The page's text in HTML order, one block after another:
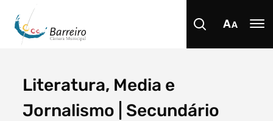
Procurar
Literatura, Media e
Jornalismo | Secundário